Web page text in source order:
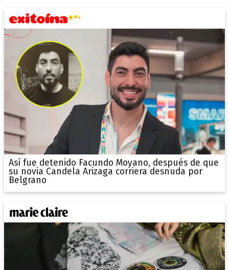
Así fue detenido Facundo Moyano, después de que
su novia Candela Arizaga corriera desnuda por
Belgrano